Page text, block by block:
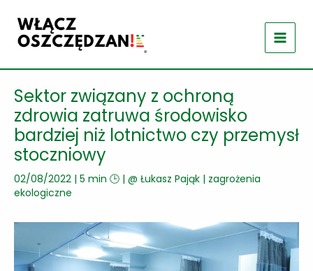
treści
Sektor związany z ochroną
zdrowia zatruwa środowisko
bardziej niż lotnictwo czy przemysł
stoczniowy
02/08/2022 | 5 min 🕒 | @ Łukasz Pająk | zagrożenia
ekologiczne